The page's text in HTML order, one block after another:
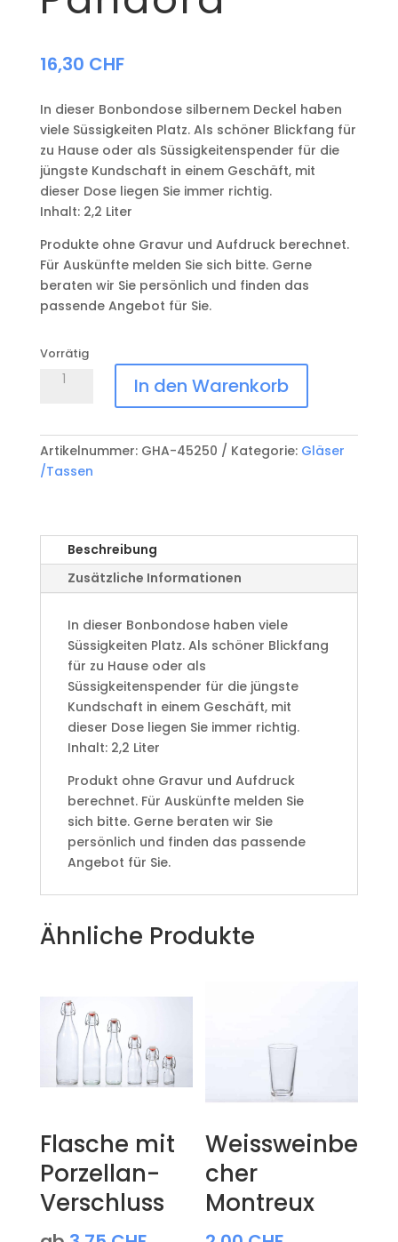
16,30 CHF
In dieser Bonbondose silbernem Deckel haben
viele Süssigkeiten Platz. Als schöner Blickfang für
zu Hause oder als Süssigkeitenspender für die
jüngste Kundschaft in einem Geschäft, mit
dieser Dose liegen Sie immer richtig.
Inhalt: 2,2 Liter
Produkte ohne Gravur und Aufdruck berechnet.
Für Auskünfte melden Sie sich bitte. Gerne
beraten wir Sie persönlich und finden das
passende Angebot für Sie.
Vorrätig
Bonbondose
In den Warenkorb
Artikelnummer: GHA-45250 Kategorie: Gläser
/Tassen
Beschreibung
Zusätzliche Informationen
In dieser Bonbondose haben viele
Süssigkeiten Platz. Als schöner Blickfang
für zu Hause oder als
Süssigkeitenspender für die jüngste
Kundschaft in einem Geschäft, mit
dieser Dose liegen Sie immer richtig.
Inhalt: 2,2 Liter
Produkt ohne Gravur und Aufdruck
berechnet. Für Auskünfte melden Sie
sich bitte. Gerne beraten wir Sie
persönlich und finden das passende
Angebot für Sie.
Ähnliche Produkte
Flasche mit
Porzellan-
Verschluss
Weissweinbe
cher
Montreux